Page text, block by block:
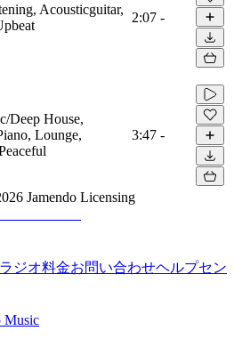
Acousticguitar,
2:07 -
Deep House,
Lounge,
3:47 -
Jamendo Licensing
ジオ料金お問い合わせヘルプセン
Music